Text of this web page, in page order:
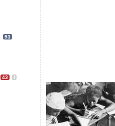
93
43 I